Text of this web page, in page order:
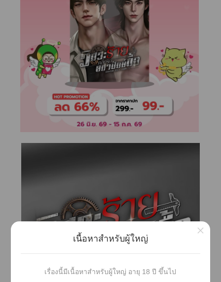
เนื้อหาสำหรับผู้ใหญ่
เรื่องนี้มีเนื้อหาสำหรับผู้ใหญ่ อายุ 18 ปี ขึ้นไป
×